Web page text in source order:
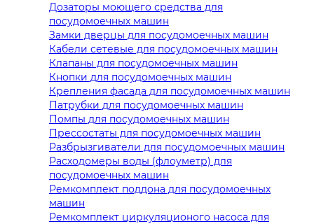
Дозаторы моющего средства для
посудомоечных машин
Замки дверцы для посудомоечных машин
Кабели сетевые для посудомоечных машин
Клапаны для посудомоечных машин
Кнопки для посудомоечных машин
Крепления фасада для посудомоечных машин
Патрубки для посудомоечных машин
Помпы для посудомоечных машин
Прессостаты для посудомоечных машин
Разбрызгиватели для посудомоечных машин
Расходомеры воды (флоуметр) для
посудомоечных машин
Ремкомплект поддона для посудомоечных
машин
Ремкомплект циркуляционого насоса для